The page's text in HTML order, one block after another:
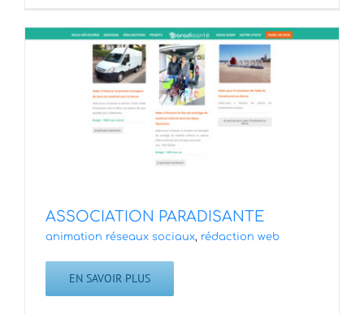
ASSOCIATION PARADISANTE
animation réseaux sociaux, rédaction web
EN SAVOIR PLUS